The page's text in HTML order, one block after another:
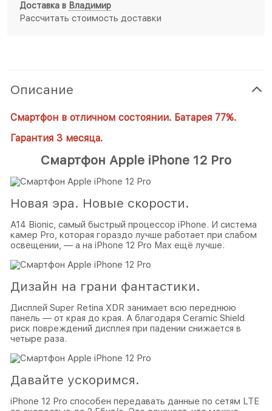
Доставка в Владимир
Рассчитать стоимость доставки
Описание
Смартфон в отличном состоянии. Батарея 77%.
Гарантия 3 месяца.
Смартфон Apple iPhone 12 Pro
Новая эра. Новые скорости.
A14 Bionic, самый быстрый процессор iPhone. И система
камер Pro, которая гораздо лучше работает при слабом
освещении, — а на iPhone 12 Pro Max ещё лучше.
Дизайн на грани фантастики.
Дисплей Super Retina XDR занимает всю переднюю
панель — от края до края. А благодаря Ceramic Shield
риск повреждений дисплея при падении снижается в
четыре раза.
Давайте ускоримся.
iPhone 12 Pro способен передавать данные по сетям LTE